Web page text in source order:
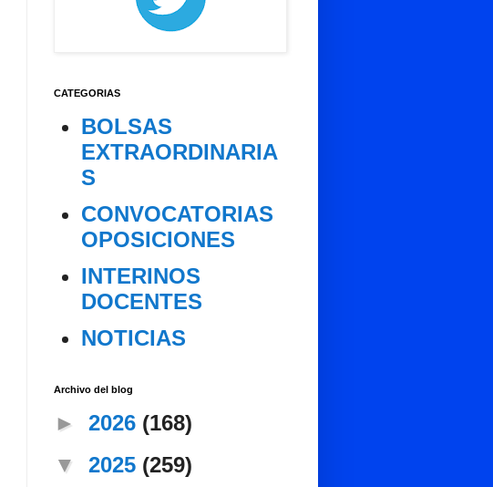
CATEGORIAS
BOLSAS
EXTRAORDINARIA
S
CONVOCATORIAS
OPOSICIONES
INTERINOS
DOCENTES
NOTICIAS
Archivo del blog
► 2026 (168)
▼ 2025 (259)